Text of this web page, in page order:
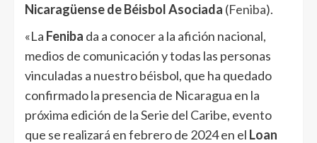
Nicaragüense de Béisbol Asociada (Feniba).
«La Feniba da a conocer a la afición nacional,
medios de comunicación y todas las personas
vinculadas a nuestro béisbol, que ha quedado
confirmado la presencia de Nicaragua en la
próxima edición de la Serie del Caribe, evento
que se realizará en febrero de 2024 en el Loan